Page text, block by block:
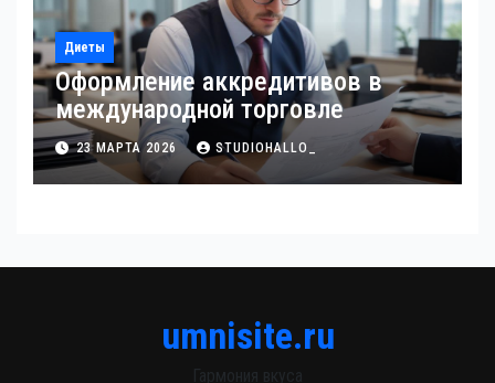
Диеты
Оформление аккредитивов в
международной торговле
23 МАРТА 2026 STUDIOHALLO_
umnisite.ru
Гармония вкуса